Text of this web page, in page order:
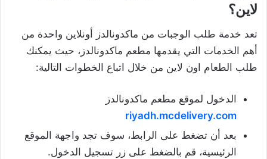
لاين؟
تعد خدمة طلب الوجبات من ماكدونالدز أونلاين واحدة من
أهم الخدمات التي يقدمها مطعم ماكدونالدز، حيث يمكنك
طلب الطعام اون لاين من خلال اتباع الخطوات التالية:
الدخول لموقع مطعم ماكدونالدز
riyadh.mcdelivery.com
بعد أن تضغط على الرابط، سوف تجد واجهة الموقع
الرئيسية، قم بالضغط على زر تسجيل الدخول.